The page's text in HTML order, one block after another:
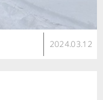
2024.03.12